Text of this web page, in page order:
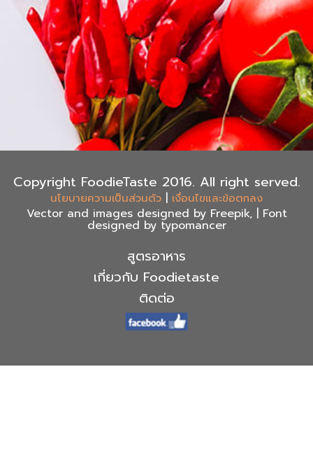
Copyright FoodieTaste 2016. All right served.
นโยบายความเป็นส่วนตัว | เงื่อนไขและข้อตกลง
Vector and images designed by Freepik, | Font
designed by typomancer
สูตรอาหาร
เกี่ยวกับ Foodietaste
ติดต่อ